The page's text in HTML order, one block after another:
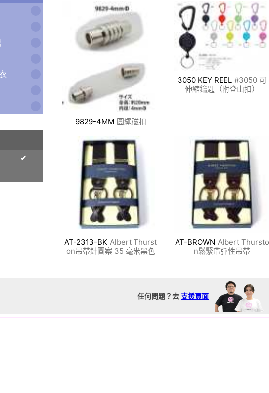
9829-4MM 圓繩磁扣
3050 KEY REEL #3050​​ 可
伸縮鑰匙（附登山扣）
AT-2313-BK Albert Thurst
on吊帶針圖案 35 毫米黑色
AT-BROWN Albert Thursto
n鬆緊帶彈性吊帶
任何問題？去 支援頁面